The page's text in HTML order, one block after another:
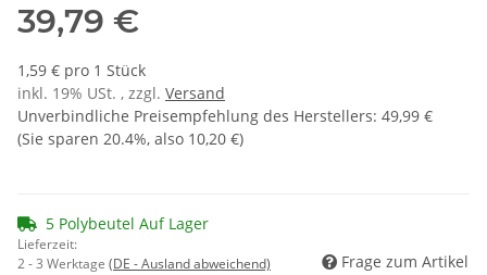
39,79 €
1,59 € pro 1 Stück
inkl. 19% USt. , zzgl. Versand
Unverbindliche Preisempfehlung des Herstellers: 49,99 €
(Sie sparen 20.4%, also 10,20 €)
5 Polybeutel Auf Lager
Lieferzeit:
2 - 3 Werktage (DE - Ausland abweichend) Frage zum Artikel